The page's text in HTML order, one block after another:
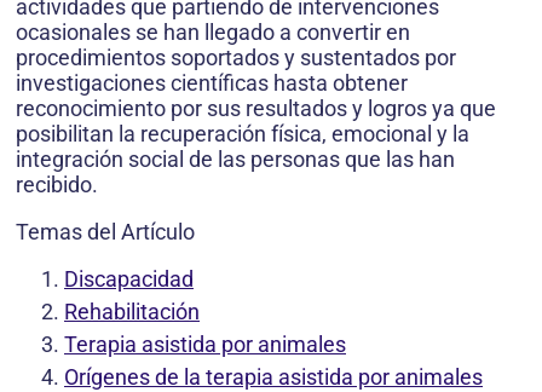
actividades que partiendo de intervenciones
ocasionales se han llegado a convertir en
procedimientos soportados y sustentados por
investigaciones científicas hasta obtener
reconocimiento por sus resultados y logros ya que
posibilitan la recuperación física, emocional y la
integración social de las personas que las han
recibido.
Temas del Artículo
Discapacidad
Rehabilitación
Terapia asistida por animales
Orígenes de la terapia asistida por animales